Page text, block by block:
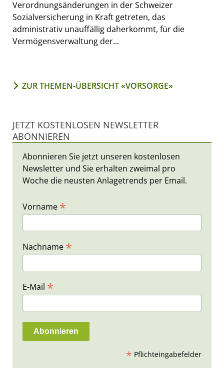
Verordnungsänderungen in der Schweizer
Sozialversicherung in Kraft getreten, das
administrativ unauffällig daherkommt, für die
Vermögensverwaltung der...
ZUR THEMEN-ÜBERSICHT «VORSORGE»
JETZT KOSTENLOSEN NEWSLETTER
ABONNIEREN
Abonnieren Sie jetzt unseren kostenlosen
Newsletter und Sie erhalten zweimal pro
Woche die neusten Anlagetrends per Email.
Vorname *
Nachname *
E-Mail *
* Pflichteingabefelder